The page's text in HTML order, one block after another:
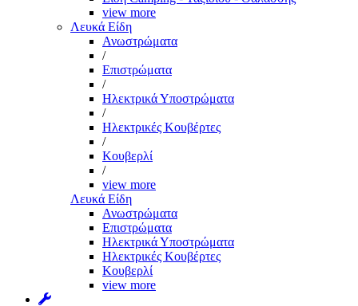
view more
Λευκά Είδη
Ανωστρώματα
/
Επιστρώματα
/
Ηλεκτρικά Υποστρώματα
/
Ηλεκτρικές Κουβέρτες
/
Κουβερλί
/
view more
Λευκά Είδη
Ανωστρώματα
Επιστρώματα
Ηλεκτρικά Υποστρώματα
Ηλεκτρικές Κουβέρτες
Κουβερλί
view more